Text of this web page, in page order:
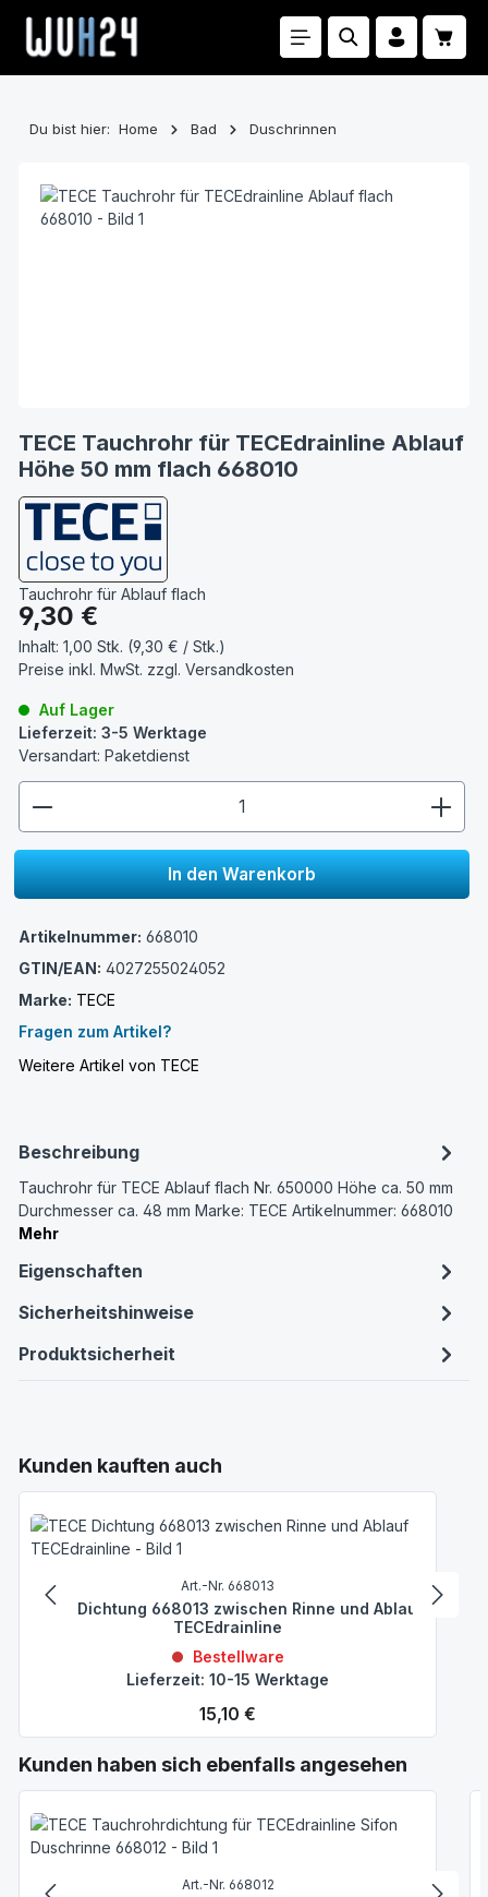
Zum Hauptinhalt springen
Du bist hier: Home Bad Duschrinnen
TECE Tauchrohr für TECEdrainline Ablauf
Höhe 50 mm flach 668010
Tauchrohr für Ablauf flach
Regulärer Preis:
9,30 €
Inhalt: 1,00 Stk. (9,30 € / Stk.)
Preise inkl. MwSt. zzgl. Versandkosten
Auf Lager
Lieferzeit: 3-5 Werktage
Versandart: Paketdienst
In den Warenkorb
Artikelnummer: 668010
GTIN/EAN: 4027255024052
Marke: TECE
Fragen zum Artikel?
Weitere Artikel von TECE
Beschreibung
Tauchrohr für TECE Ablauf flach Nr. 650000 Höhe ca. 50 mm
Durchmesser ca. 48 mm Marke: TECE Artikelnummer: 668010
Mehr
Eigenschaften
Sicherheitshinweise
Produktsicherheit
Produktgalerie überspringen
Kunden kauften auch
Art.-Nr. 668013
TECE Dichtung 668013 zwischen Rinne und Ablauf
TECEdrainline
Bestellware
Lieferzeit: 10-15 Werktage
Regulärer Preis:
15,10 €
Produktgalerie überspringen
Kunden haben sich ebenfalls angesehen
Art.-Nr. 668012